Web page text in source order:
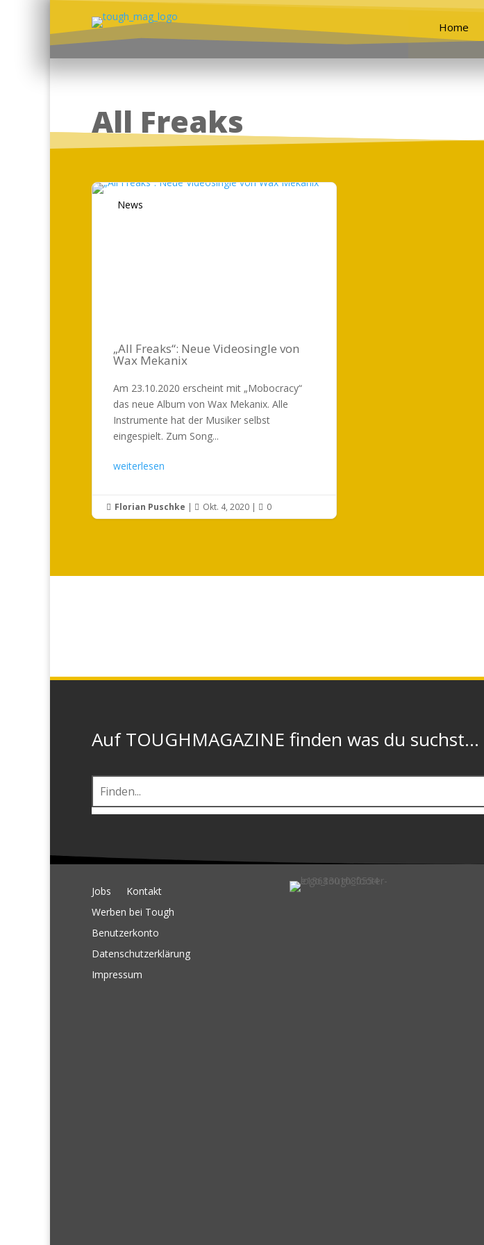
Home
All Freaks
News
„All Freaks“: Neue Videosingle von
Wax Mekanix
Am 23.10.2020 erscheint mit „Mobocracy“
das neue Album von Wax Mekanix. Alle
Instrumente hat der Musiker selbst
eingespielt. Zum Song...
weiterlesen
 Florian Puschke |  Okt. 4, 2020 |  0
Auf TOUGHMAGAZINE finden was du suchst...
Jobs
Kontakt
Werben bei Tough
Benutzerkonto
Datenschutzerklärung
Impressum